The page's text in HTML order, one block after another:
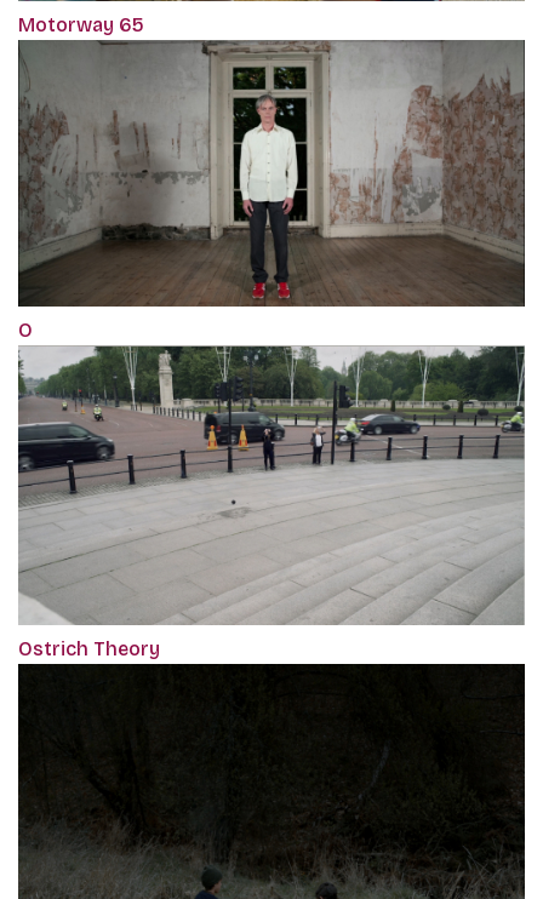
Motorway 65
O
Ostrich Theory